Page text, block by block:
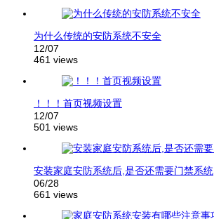
为什么传统的安防系统不安全
12/07
461 views
！！！首页视频设置
12/07
501 views
安装家庭安防系统后,是否还需要门禁系统
06/28
661 views